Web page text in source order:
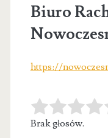
Biuro
https://
Brak głosów.